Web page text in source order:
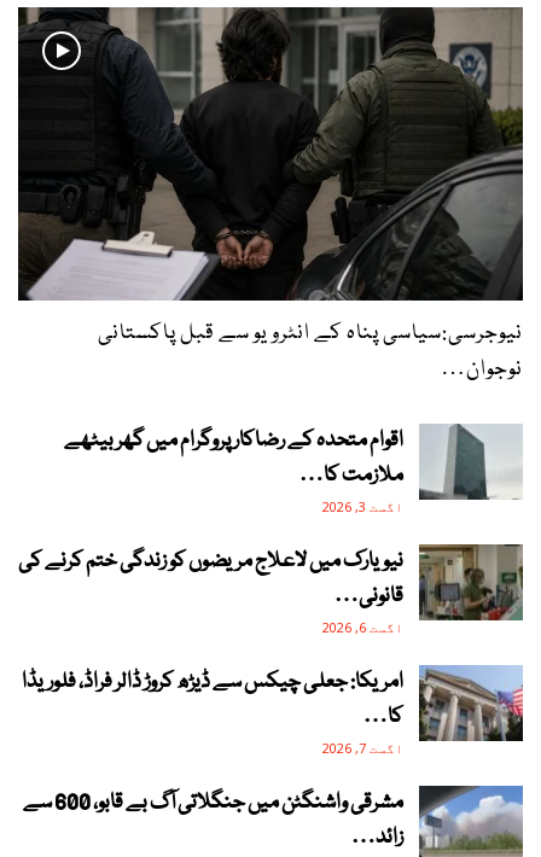
نیوجرسی:سیاسی پناہ کے انٹرویو سے قبل پاکستانی
نوجوان…
اقوام متحدہ کے رضاکار پروگرام میں گھر بیٹھے
ملازمت کا…
اگست 3, 2026
نیویارک میں لاعلاج مریضوں کو زندگی ختم کرنے کی
قانونی…
اگست 6, 2026
امریکا: جعلی چیکس سے ڈیڑھ کروڑ ڈالر فراڈ، فلوریڈا
کا…
اگست 7, 2026
مشرقی واشنگٹن میں جنگلاتی آگ بے قابو، 600 سے
زائد…